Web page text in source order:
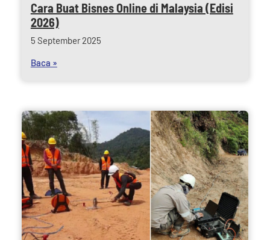
Cara Buat Bisnes Online di Malaysia (Edisi
2026)
5 September 2025
Baca »